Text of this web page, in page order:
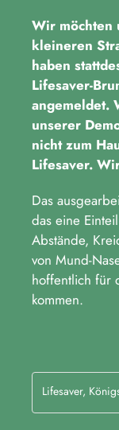
Wir möchten
kleineren
haben
Lifesaver-
angemeldet.
unserer
nicht zum
Lifesaver.
Das
das eine
Abstände,
von Mund-
hoffentlich für
kommen.
Lifesaver,